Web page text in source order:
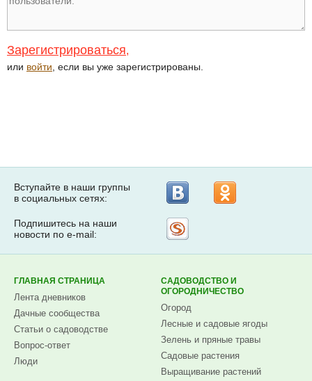
Зарегистрироваться,
или войти , если вы уже зарегистрированы.
Вступайте в наши группы
в социальных сетях:
Подпишитесь на наши
новости по e-mail:
ГЛАВНАЯ СТРАНИЦА
Лента дневников
Дачные сообщества
Статьи о садоводстве
Вопрос-ответ
Люди
САДОВОДСТВО И
ОГОРОДНИЧЕСТВО
Огород
Лесные и садовые ягоды
Зелень и пряные травы
Садовые растения
Выращивание растений